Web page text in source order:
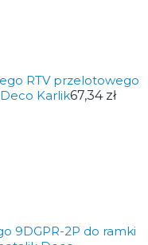
RTV przelotowego
Karlik67,34 zł
9DGPR-2P do ramki